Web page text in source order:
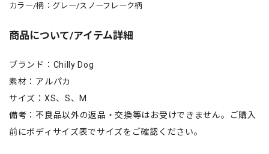
カラー/柄：グレー/スノーフレーク柄
商品について/アイテム詳細
ブランド：Chilly Dog
素材：アルパカ
サイズ：XS、S、M
備考：不良品以外の返品・交換等はお受けできません。ご購入
前にボディサイズ表でサイズをご確認ください。